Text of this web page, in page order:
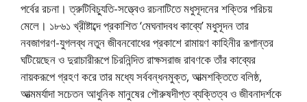
পর্বের রচনা। ত্রুটিবিচ্যুতি-সত্ত্বেও রচনাটিতে মধুসূদনের শক্তির পরিচয়
মেলে। ১৮৬১ খ্রীষ্টাব্দে প্রকাশিত ‘মেঘনাদবধ কাব্যে’ মধুসূদন তার
নবজাগরণ-যুগলব্ধ নতুন জীবনবােধের প্রকাশে রামায়ণ কাহিনীর রূপান্তর
ঘটিয়েছেন ও দুরাচারীরূপে চিরনিন্দিত রাক্ষসরাজ রাবণকে তাঁর কাব্যের
নায়করূপে গ্রহণ করে তার মধ্যে সর্ববন্ধনমুক্ত, আত্মশক্তিতে বলিষ্ঠ,
আত্মমর্যাদা সচেতন আধুনিক মানুষের পৌরুষদীপ্ত ব্যক্তিত্ব ও জীবনাদর্শকে